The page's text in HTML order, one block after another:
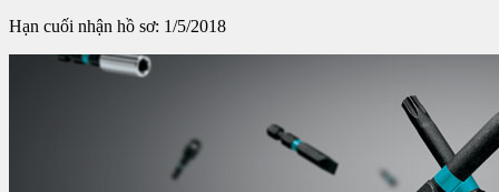
Hạn cuối nhận hồ sơ: 1/5/2018